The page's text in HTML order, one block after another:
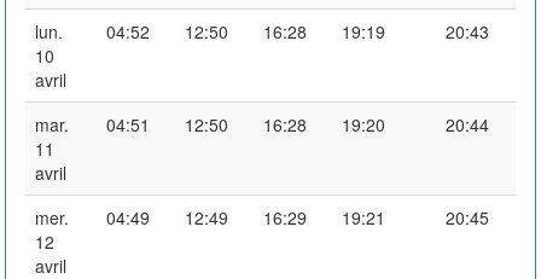
lun.
10
avril
04:52 12:50 16:28 19:19 20:43
mar.
11
avril
04:51 12:50 16:28 19:20 20:44
mer.
12
avril
04:49 12:49 16:29 19:21 20:45